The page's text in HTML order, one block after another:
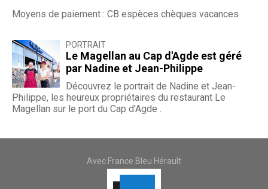
Moyens de paiement : CB espèces chèques vacances
PORTRAIT
Le Magellan au Cap d'Agde est géré
par Nadine et Jean-Philippe
Découvrez le portrait de Nadine et Jean-
Philippe, les heureux propriétaires du restaurant Le
Magellan sur le port du Cap d'Agde .
Avec France Bleu Hérault